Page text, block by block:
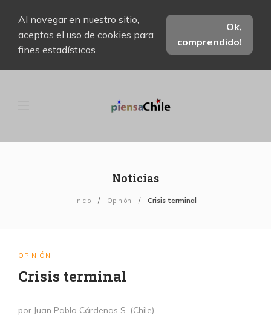
Al navegar en nuestro sitio,
aceptas el uso de cookies para
fines estadísticos.
Ok,
comprendido!
Noticias
Inicio Opinión Crisis terminal
OPINIÓN
Crisis terminal
por Juan Pablo Cárdenas S. (Chile)